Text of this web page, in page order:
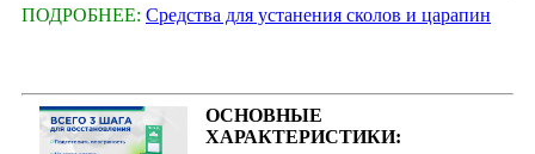
ПОДРОБНЕЕ: Средства для устанения сколов и царапин
ОСНОВНЫЕ
ХАРАКТЕРИСТИКИ: